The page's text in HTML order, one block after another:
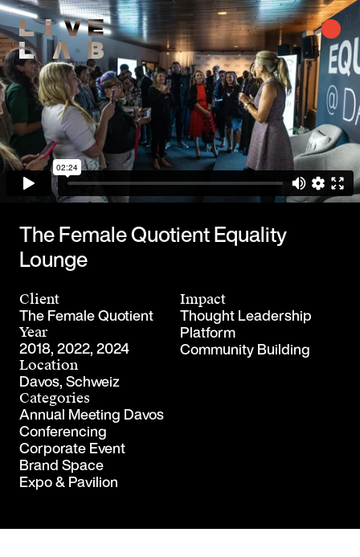
The Female Quotient Equality
Lounge
Client
The Female Quotient
Year
2018, 2022, 2024
Location
Davos, Schweiz
Categories
Annual Meeting Davos
Conferencing
Corporate Event
Brand Space
Expo & Pavilion
Impact
Thought Leadership
Platform
Community Building